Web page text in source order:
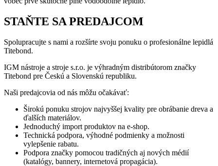
STAŇTE SA PREDAJCOM
Spolupracujte s nami a rozšírte svoju ponuku o profesionálne lepidlá
Titebond.
IGM nástroje a stroje s.r.o. je výhradným distribútorom značky
Titebond pre Českú a Slovenskú republiku.
Naši predajcovia od nás môžu očakávať:
Širokú ponuku strojov najvyššej kvality pre obrábanie dreva a
ďalších materiálov.
Jednoduchý import produktov na e-shop.
Technická podpora, výhodné podmienky a možnosti
vylepšenie rabatu.
Podpora značky pomocou tradičných aj nových médií
(katalógy, bannery, internetová propagácia).